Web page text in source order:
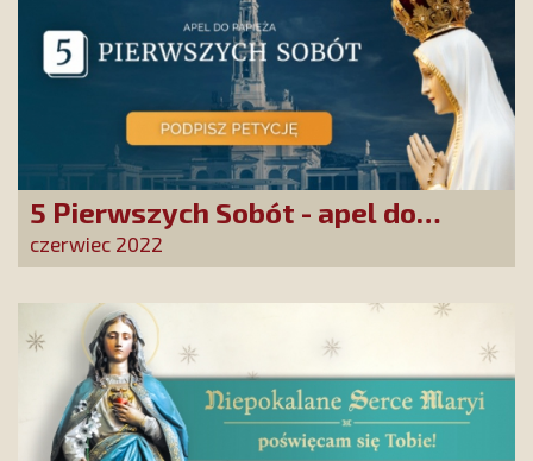
5 Pierwszych Sobót - apel do
papieża
czerwiec 2022